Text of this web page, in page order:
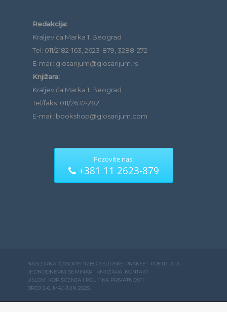
Redakcija:
Kraljevića Marka 1, Beograd
Tel: 011/2182-163, 2623-879, 3288-272
E-mail: glosarijum@glosarijum.rs
Knjižara:
Kraljevića Marka 1, Beograd
Tel/faks: 011/2637-282
E-mail: bookshop@glosarijum.com
Pozovite nas:
+381 11 2623-879
NASLOVNA ČASOPIS “IZBOR SUDSKE PRAKSE” PRETPLATA
JEDNODNEVNI SEMINARI KNJIŽARA KONTAKT
USLOVI KORIŠĆENJA I POLITIKA PRIVATNOSTI
BROJ 5-6, MAJ-JUN 2025.